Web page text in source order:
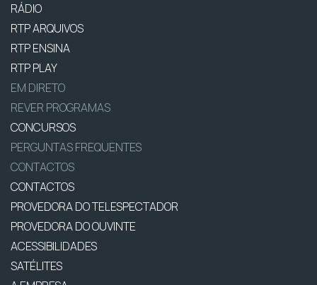
RÁDIO
RTP ARQUIVOS
RTP ENSINA
RTP PLAY
EM DIRETO
REVER PROGRAMAS
CONCURSOS
PERGUNTAS FREQUENTES
CONTACTOS
CONTACTOS
PROVEDORA DO TELESPECTADOR
PROVEDORA DO OUVINTE
ACESSIBILIDADES
SATÉLITES